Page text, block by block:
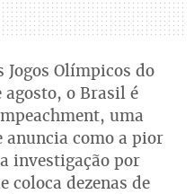
Jogos Olímpicos do
agosto, o Brasil é
uma
anuncia como a pior
investigação por
coloca dezenas de